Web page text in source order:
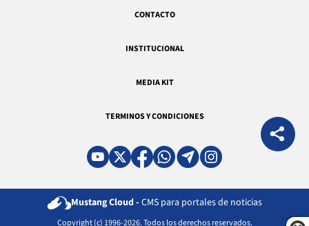
CONTACTO
INSTITUCIONAL
MEDIA KIT
TERMINOS Y CONDICIONES
Mustang Cloud - CMS para portales de noticias
Copyright (c) 1996-2026. Todos los derechos reservados.